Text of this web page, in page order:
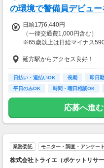
の環境で警備員デビュー
日給1万6,440円
（一律交通費1,000円含む）
※65歳以上は日給マイナス
※70歳以上は日給マイナス
---
■交通誘導2級以上の資格をお
日給1万6,440円
※65歳以上は日給マイナス590
※70歳以上は日給マイナス
★交通誘導2級（以上）として
■65歳～69歳迄では他の年代と
安全面・体力面の考慮により
延方駅からアクセス良好！
日払い・週払いOK 長期 即日
平日のみOK
時間・曜日相談OK
副業・ＷワークOK
応募へ進む
業務委託 モニター・調査・アンケート
株式会社トライエ（ポケットリサー